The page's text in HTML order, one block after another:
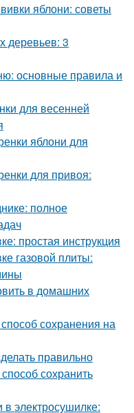
яблони: советы
деревьев: 3
основные правила и
для весенней
яблони для
для привоя:
полное
простая инструкция
газовой плиты:
в домашних
сохранения на
правильно
сохранить
в электросушилке: